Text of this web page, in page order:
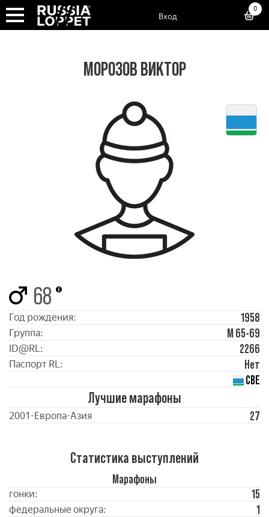
Вход
0
МОРОЗОВ ВИКТОР
68
Год рождения: 1958
Группа: М 65-69
ID@RL: 2266
Паспорт RL:
Нет
СВЕ
Лучшие марафоны
2001-Европа-Азия 27
Статистика выступлений
Марафоны
гонки: 15
федеральные округа: 1